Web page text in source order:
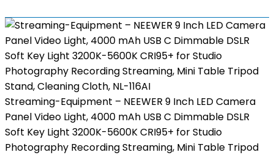
Streaming-Equipment – NEEWER 9 Inch LED Camera
Panel Video Light, 4000 mAh USB C Dimmable DSLR
Soft Key Light 3200K-5600K CRI95+ for Studio
Photography Recording Streaming, Mini Table Tripod